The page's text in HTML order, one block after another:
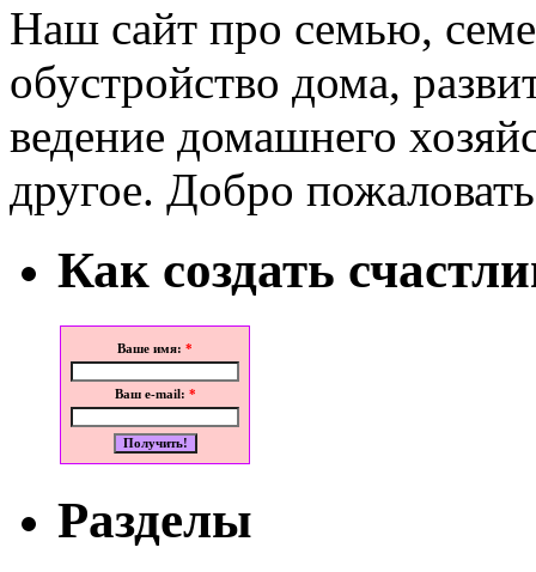
Наш сайт про семью,
обустройство дома,
ведение домашнего
другое. Добро
Как создать
Ваше имя: *
Ваш e-mail: *
Разделы